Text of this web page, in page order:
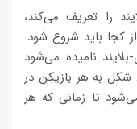
را تعریف می‌کند،
باید شروع شود.
نامیده می‌شود
شکل به هر بازیکن در
تا زمانی که هر